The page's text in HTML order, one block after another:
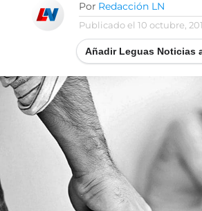
Por Redacción LN
Publicado el 10 octubre,
Añadir Leguas Noticias